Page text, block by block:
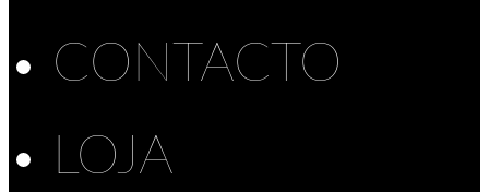
CONTACTO
LOJA